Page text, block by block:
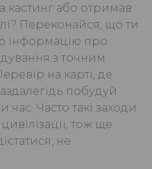
кастинг або отримав
Переконайся, що ти
інформацію про
з точним
на карті, де
побудуй
час. Часто такі заходи
тож ще
не